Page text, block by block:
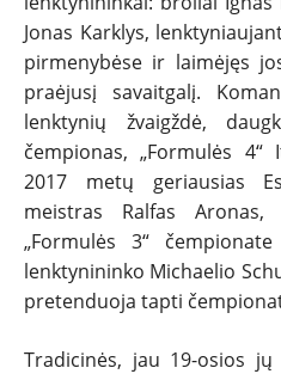
Jonas Karklys,
pirmenybėse ir laimėjęs
praėjusį savaitgalį.
lenktynių žvaigždė,
čempionas, „Formulės 4“
2017 metų geriausias
meistras Ralfas Aronas,
„Formulės 3“
lenktynininko Michaelio
pretenduoja tapti
Tradicinės, jau 19-osios